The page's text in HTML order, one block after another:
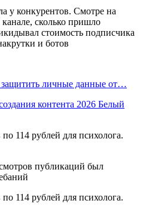
у конкурентов. Смотре на
сколько пришло
стоимость подписчика
и ботов
защитить личные данные от…
контента 2026 Белый
публикаций был